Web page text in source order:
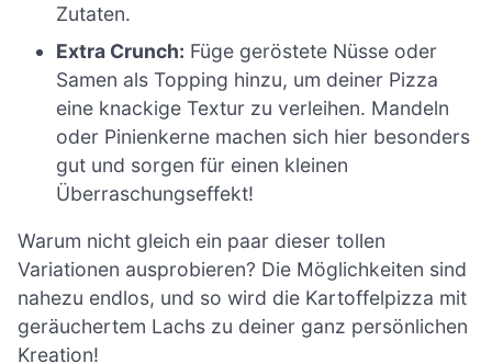
Zutaten.
Extra Crunch: Füge geröstete Nüsse oder
Samen als Topping hinzu, um deiner Pizza
eine knackige Textur zu verleihen. Mandeln
oder Pinienkerne machen sich hier besonders
gut und sorgen für einen kleinen
Überraschungseffekt!
Warum nicht gleich ein paar dieser tollen
Variationen ausprobieren? Die Möglichkeiten sind
nahezu endlos, und so wird die Kartoffelpizza mit
geräuchertem Lachs zu deiner ganz persönlichen
Kreation!